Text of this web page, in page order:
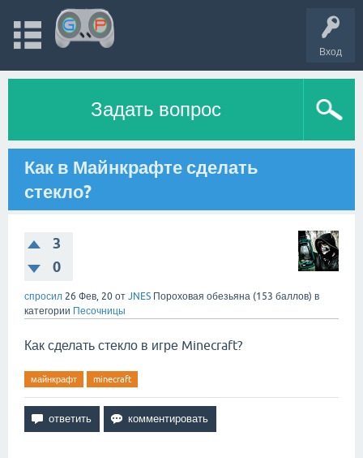
Вход
Задать вопрос
Как в Майнкрафте сделать
стекло?
3
0
спросил 26 Фев, 20 от JNES Пороховая обезьяна (153 баллов) в
категории Песочницы
Как сделать стекло в игре Minecraft?
майнкрафт minecraft